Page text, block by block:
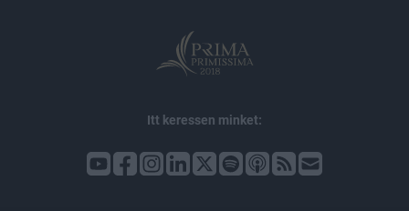
Itt keressen minket: